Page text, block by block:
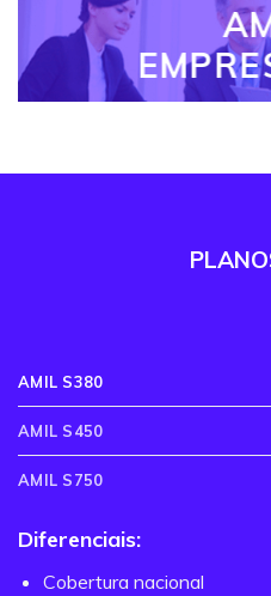
AMIL S380
AMIL S450
AMIL S750
Diferenciais:
Cobertura nacional